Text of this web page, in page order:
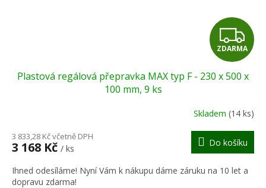
Z
D
A
R
M
A
ZDARMA
Plastová regálová přepravka MAX typ F - 230 x 500 x
100 mm, 9 ks
Skladem (14 ks)
3 833,28 Kč včetně DPH
3 168 Kč / ks
Do košíku
Ihned odesíláme! Nyní Vám k nákupu dáme záruku na 10 let a
dopravu zdarma!